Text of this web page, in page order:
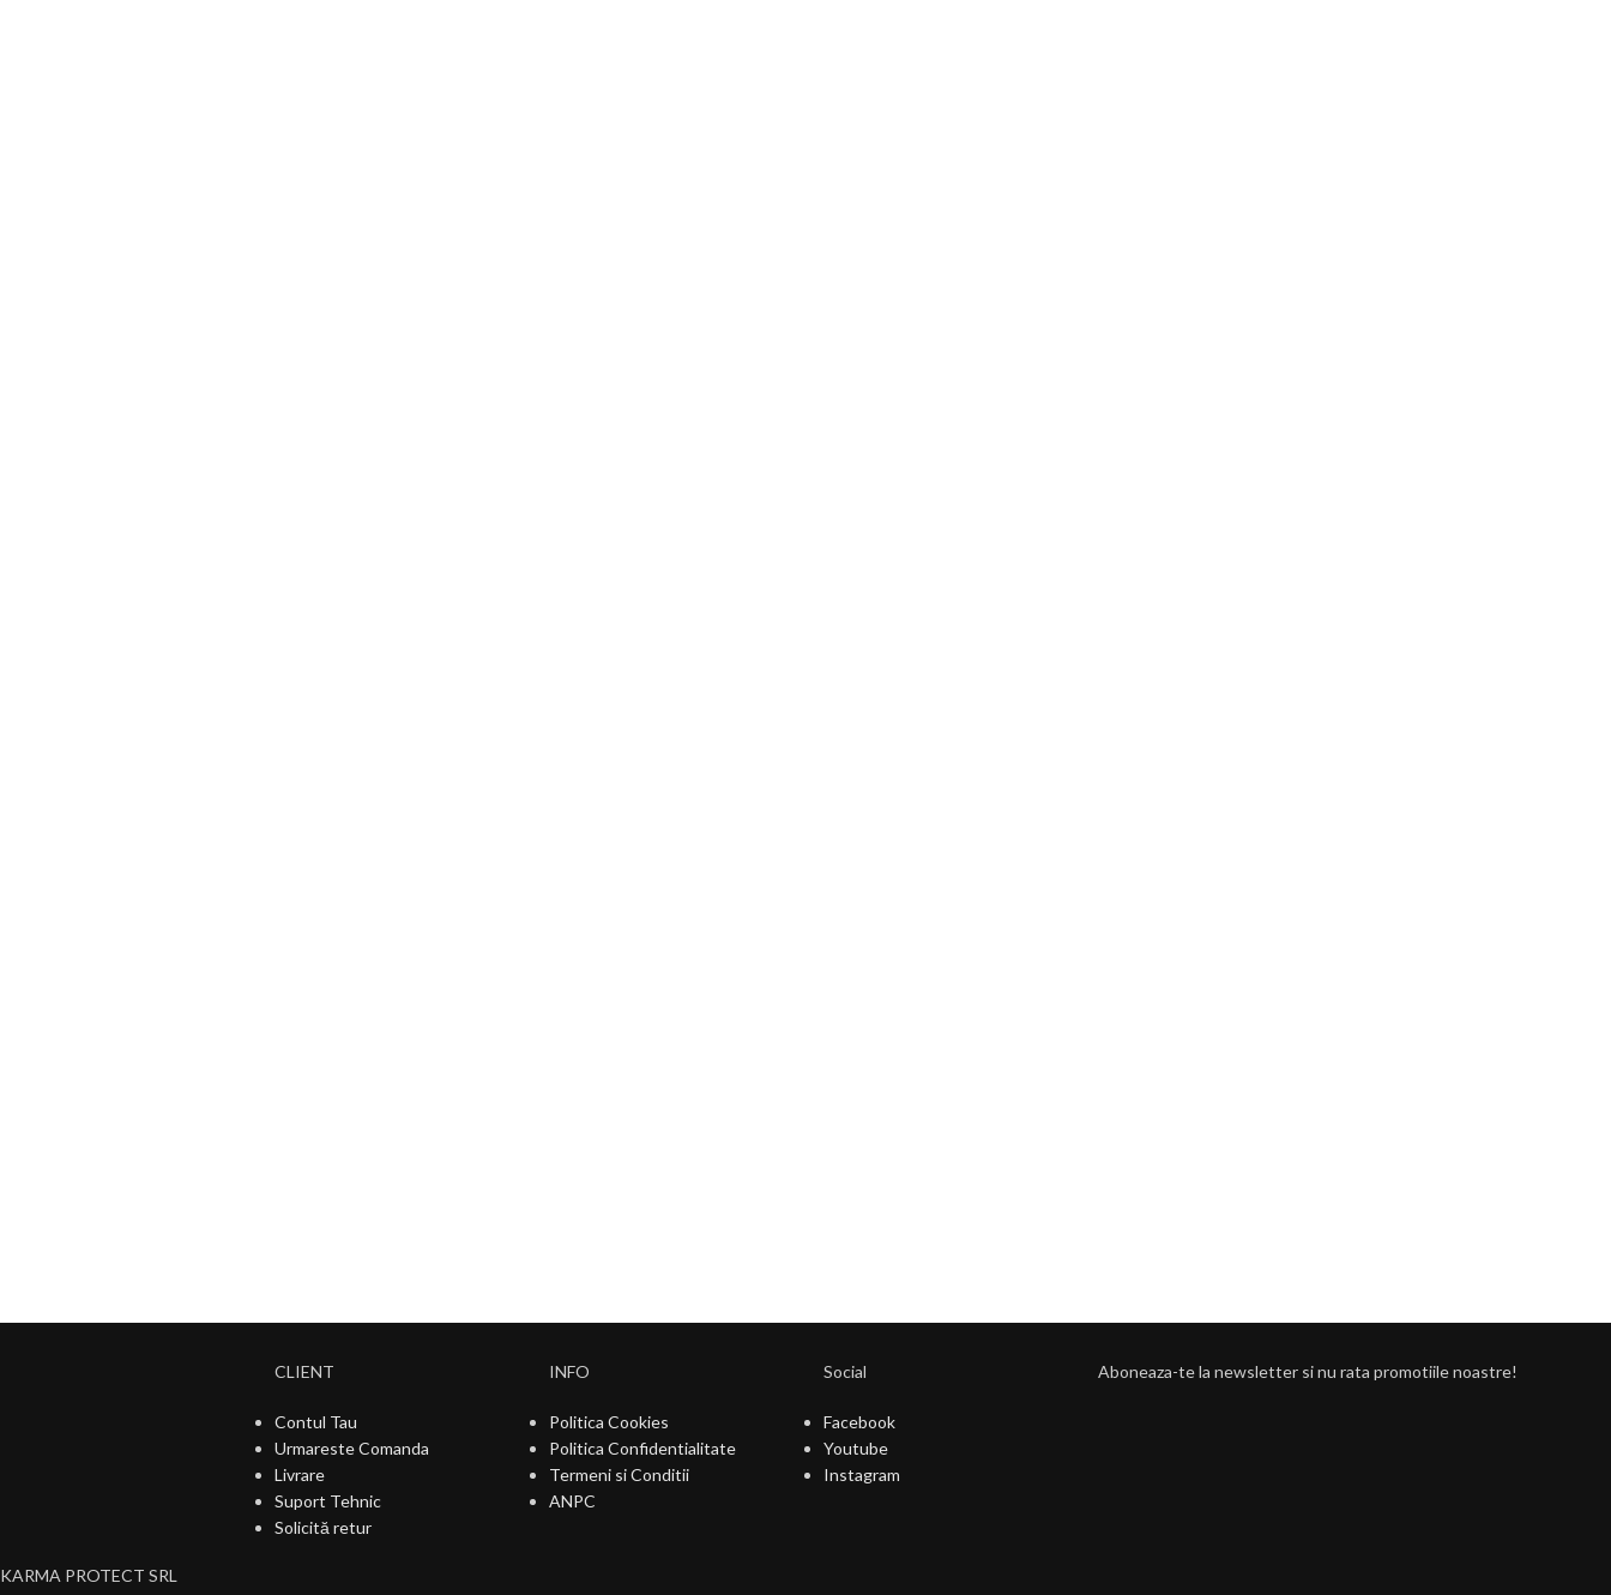
KARMA PROTECT SRL
CLIENT
Contul Tau
Urmareste Comanda
Livrare
Suport Tehnic
Solicită retur
INFO
Politica Cookies
Politica Confidentialitate
Termeni si Conditii
ANPC
Social
Facebook
Youtube
Instagram
Aboneaza-te la newsletter si nu rata promotiile noastre!